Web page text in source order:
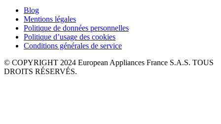
Blog
Mentions légales
Politique de données personnelles
Politique d’usage des cookies
Conditions générales de service
© COPYRIGHT 2024 European Appliances France S.A.S. TOUS
DROITS RÉSERVÉS.